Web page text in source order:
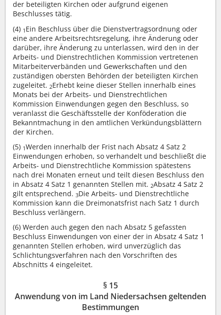
der beteiligten Kirchen oder aufgrund eigenen
Beschlusses tätig.
(4) 1 Ein Beschluss über die Dienstvertragsordnung oder
eine andere Arbeitsrechtsregelung, ihre Änderung oder
darüber, ihre Änderung zu unterlassen, wird den in der
Arbeits- und Dienstrechtlichen Kommission vertretenen
Mitarbeiterverbänden und Gewerkschaften und den
zuständigen obersten Behörden der beteiligten Kirchen
zugeleitet. 2Erhebt keine dieser Stellen innerhalb eines
Monats bei der Arbeits- und Dienstrechtlichen
Kommission Einwendungen gegen den Beschluss, so
veranlasst die Geschäftsstelle der Konföderation die
Bekanntmachung in den amtlichen Verkündungsblättern
der Kirchen.
(5) 1Werden innerhalb der Frist nach Absatz 4 Satz 2
Einwendungen erhoben, so verhandelt und beschließt die
Arbeits- und Dienstrechtliche Kommission spätestens
nach drei Monaten erneut und teilt diesen Beschluss den
in Absatz 4 Satz 1 genannten Stellen mit. 2Absatz 4 Satz 2
gilt entsprechend. 3Die Arbeits- und Dienstrechtliche
Kommission kann die Dreimonatsfrist nach Satz 1 durch
Beschluss verlängern.
(6) Werden auch gegen den nach Absatz 5 gefassten
Beschluss Einwendungen von einer der in Absatz 4 Satz 1
genannten Stellen erhoben, wird unverzüglich das
Schlichtungsverfahren nach den Vorschriften des
Abschnitts 4 eingeleitet.
§ 15
Anwendung von im Land Niedersachsen geltenden
Bestimmungen